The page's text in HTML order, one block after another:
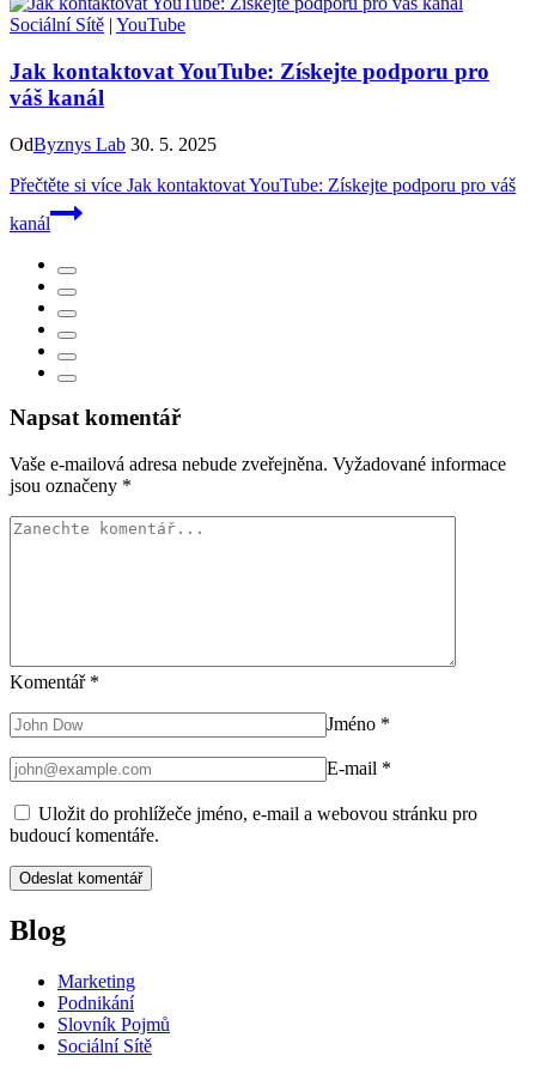
Sociální Sítě | YouTube
Jak kontaktovat YouTube: Získejte podporu pro
váš kanál
OdByznys Lab 30. 5. 2025
Přečtěte si více Jak kontaktovat YouTube: Získejte podporu pro váš
kanál
Napsat komentář
Vaše e-mailová adresa nebude zveřejněna. Vyžadované informace
jsou označeny *
Komentář *
Jméno *
E-mail *
Uložit do prohlížeče jméno, e-mail a webovou stránku pro
budoucí komentáře.
Blog
Marketing
Podnikání
Slovník Pojmů
Sociální Sítě